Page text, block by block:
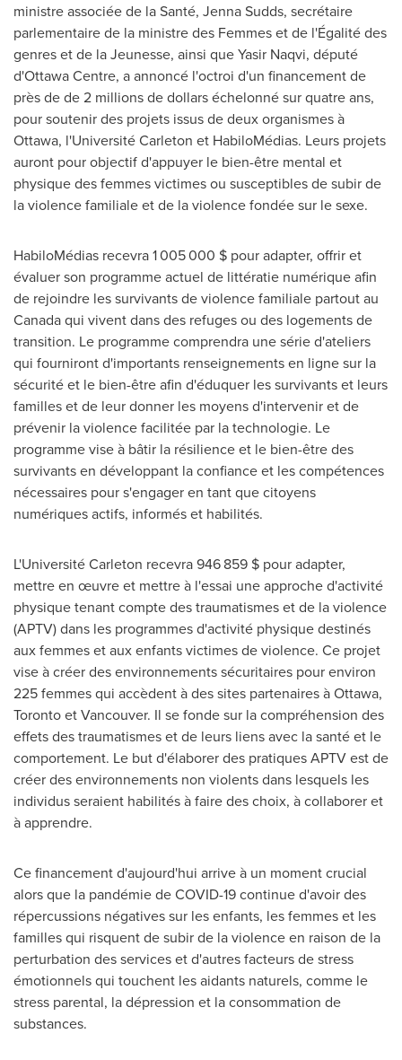
ministre associée de la Santé, Jenna Sudds, secrétaire
parlementaire de la ministre des Femmes et de l'Égalité des
genres et de la Jeunesse, ainsi queYasir Naqvi, député
d'Ottawa Centre, a annoncé l'octroi d'un financement de
près de de 2 millions de dollars échelonné sur quatre ans,
pour soutenir des projets issus de deux organismes à
Ottawa, l'UniversitéCarleton et HabiloMédias. Leurs projets
auront pour objectif d'appuyer le bien-être mental et
physique des femmes victimes ou susceptibles de subir de
la violence familiale et de la violence fondée sur le sexe.
HabiloMédias recevra 1 005 000 $ pour adapter, offrir et
évaluer son programme actuel de littératie numérique afin
de rejoindre les survivants de violence familiale partout au
Canadaqui vivent dans des refuges ou des logements de
transition. Le programme comprendra une série d'ateliers
qui fourniront d'importants renseignements en ligne sur la
sécurité et le bien-être afin d'éduquer les survivants et leurs
familles et de leur donner les moyens d'intervenir et de
prévenir la violence facilitée par la technologie. Le
programme vise à bâtir la résilience et le bien-être des
survivants en développant la confiance et les compétences
nécessaires pour s'engager en tant que citoyens
numériques actifs, informés et habilités.
L'UniversitéCarleton recevra 946 859 $ pour adapter,
mettre en œuvre et mettre à l'essai une approche d'activité
physique tenant compte des traumatismes et de la violence
(APTV) dans les programmes d'activité physique destinés
aux femmes et aux enfants victimes de violence. Ce projet
vise à créer des environnements sécuritaires pour environ
225 femmes qui accèdent à des sites partenaires àOttawa,
TorontoetVancouver. Il se fonde sur la compréhension des
effets des traumatismes et de leurs liens avec la santé et le
comportement. Le but d'élaborer des pratiques APTV est de
créer des environnements non violents dans lesquels les
individus seraient habilités à faire des choix, à collaborer et
à apprendre.
Ce financement d'aujourd'hui arrive à un moment crucial
alors que la pandémie de COVID-19 continue d'avoir des
répercussions négatives sur les enfants, les femmes et les
familles qui risquent de subir de la violence en raison de la
perturbation des services et d'autres facteurs de stress
émotionnels qui touchent les aidants naturels, comme le
stress parental, la dépression et la consommation de
substances.